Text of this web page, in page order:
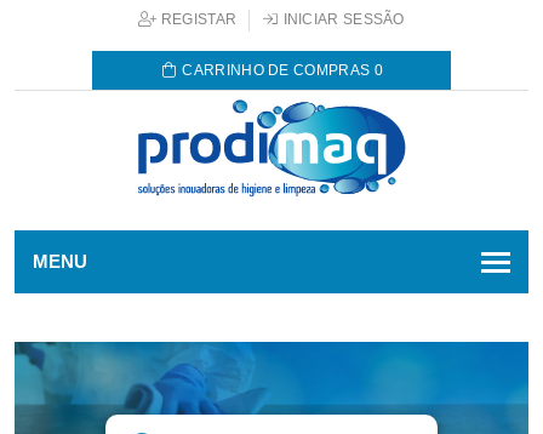
REGISTAR INICIAR SESSÃO
CARRINHO DE COMPRAS 0
MENU